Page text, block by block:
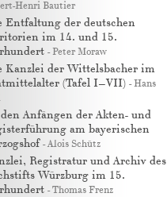
Henri Bautier
Entfaltung der deutschen
im 14. und 15.
-Peter Moraw
Kanzlei der Wittelsbacher im
(Tafel I–VII) -Hans
Anfängen der Akten- und
am bayerischen
-Alois Schütz
Registratur und Archiv des
Würzburg im 15.
-Thomas Frenz